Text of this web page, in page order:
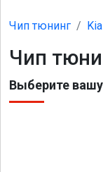
Чип тюнинг Kia
Чип
Выберите